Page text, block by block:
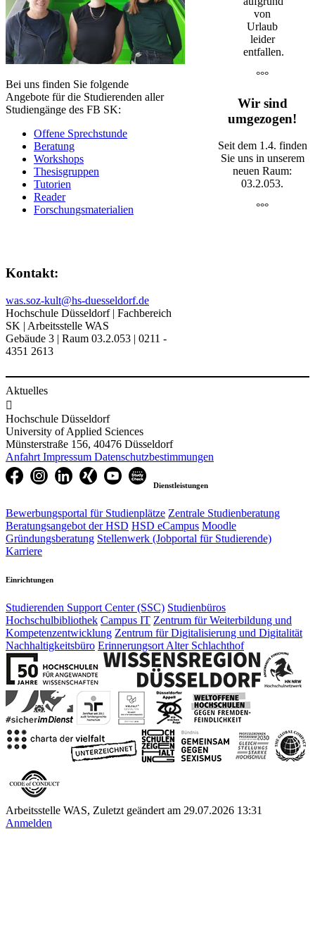
Bei uns finden Sie folgende
Angebote für die Studierenden aller
Studiengänge des FB SK:
Offene Sprechstunde
Beratung
Workshops
Thesisgruppen
Tutorien
Reader​
Forschungsmaterialien
​Kontakt:
was.soz-kult@hs-duesseldorf.de​​
Hochschule Düsseldorf | Fachbereich
SK | Arbeitsstelle WAS​
Gebäude 3 | Raum 03.2.053 | 0211 -
4351 2613
von
Urlaub
leider
entfallen.
°°°
Wir sind
umgezogen!
Seit dem 1.4. finden
Sie uns in unserem
neuen Raum:
03.2.053.
°°°
Aktuelles

Hochschule Düsseldorf
University of Applied Sciences
Münsterstraße 156, 40476 Düsseldorf
Anfahrt Impressum Datenschutzbestimmungen
Dienstleistungen
Bewerbungsportal für Studienplätze Zentrale Studienberatung
Beratungsangebot der HSD HSD eCampus Moodle
Gründungsberatung Stellenwerk (Jobportal für Studierende)
Karriere
Einrichtungen
Studierenden Support Center (SSC) Studienbüros
Hochschulbibliothek Campus IT Zentrum für Weiterbildung und
Kompetenzentwicklung Zentrum für Digitalisierung und Digitalität
Nachhaltigkeitsbüro Erinnerungsort Alter Schlachthof
Arbeitsstelle WAS, Zuletzt geändert am 29.07.2026 13:31
Anmelden